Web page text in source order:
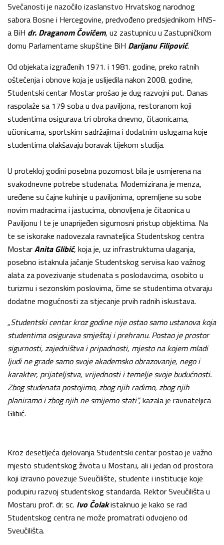
Svečanosti je nazočilo izaslanstvo Hrvatskog narodnog
sabora Bosne i Hercegovine, predvođeno predsjednikom HNS-
a BiH dr. Draganom Čovićem, uz zastupnicu u Zastupničkom
domu Parlamentarne skupštine BiH Darijanu Filipović.
Od objekata izgrađenih 1971. i 1981. godine, preko ratnih
oštećenja i obnove koja je uslijedila nakon 2008. godine,
Studentski centar Mostar prošao je dug razvojni put. Danas
raspolaže sa 179 soba u dva paviljona, restoranom koji
studentima osigurava tri obroka dnevno, čitaonicama,
učionicama, sportskim sadržajima i dodatnim uslugama koje
studentima olakšavaju boravak tijekom studija.
U protekloj godini posebna pozornost bila je usmjerena na
svakodnevne potrebe studenata. Modernizirana je menza,
uređene su čajne kuhinje u paviljonima, opremljene su sobe
novim madracima i jastucima, obnovljena je čitaonica u
Paviljonu I te je unaprijeđen sigurnosni pristup objektima. Na
te se iskorake nadovezala ravnateljica Studentskog centra
MostarAnita Glibić, koja je, uz infrastrukturna ulaganja,
posebno istaknula jačanje Studentskog servisa kao važnog
alata za povezivanje studenata s poslodavcima, osobito u
turizmu i sezonskim poslovima, čime se studentima otvaraju
dodatne mogućnosti za stjecanje prvih radnih iskustava.
„Studentski centar kroz godine nije ostao samo ustanova koja
studentima osigurava smještaj i prehranu. Postao je prostor
sigurnosti, zajedništva i pripadnosti, mjesto na kojem mladi
ljudi ne grade samo svoje akademsko obrazovanje, nego i
karakter, prijateljstva, vrijednosti i temelje svoje budućnosti.
Zbog studenata postojimo, zbog njih radimo, zbog njih
planiramo i zbog njih ne smijemo stati“,kazala je ravnateljica
Glibić.
Kroz desetljeća djelovanja Studentski centar postao je važno
mjesto studentskog života u Mostaru, ali i jedan od prostora
koji izravno povezuje Sveučilište, studente i institucije koje
podupiru razvoj studentskog standarda. Rektor Sveučilišta u
Mostaru prof. dr. sc. Ivo Čolakistaknuo je kako se rad
Studentskog centra ne može promatrati odvojeno od
Sveučilišta.